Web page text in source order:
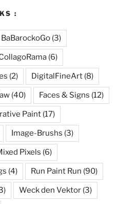
:
BaBarockoGo (3)
(6)
(2) DigitalFineArt (8)
(40) Faces & Signs (12)
Paint (17)
Image-Brushs (3)
Pixels (6)
(4) Run Paint Run (90)
Weck den Vektor (3)